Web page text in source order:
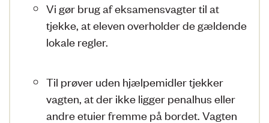
Vi gør brug af eksamensvagter til at
tjekke, at eleven overholder de gældende
lokale regler.
Til prøver uden hjælpemidler tjekker
vagten, at der ikke ligger penalhus eller
andre etuier fremme på bordet. Vagten